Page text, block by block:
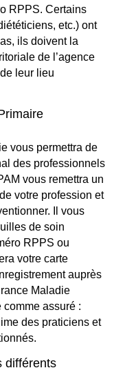
RPPS. Certains
etc.) ont
ils doivent la
de l’agence
leur lieu
vous permettra de
des professionnels
vous remettra un
votre profession et
Il vous
de soin
RPPS ou
votre carte
auprès
Maladie
assuré :
des praticiens et
différents